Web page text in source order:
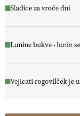
Sladice za vroče dni
Lunine bukve - lunin
Vejicati rogovilček je